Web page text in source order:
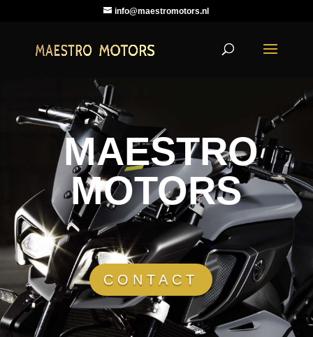
info@maestromotors.nl
MAESTRO
MOTORS
CONTACT